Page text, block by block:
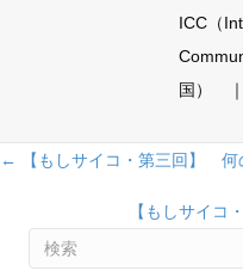
ICC（
国）
Posts
← 【もしサイコ・第三回】 何
【もしサイ